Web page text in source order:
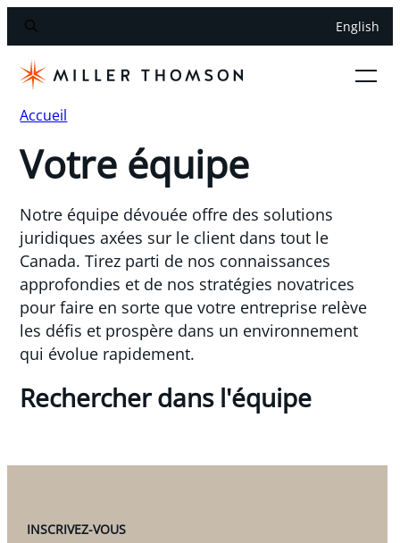
English
Accueil
Votre équipe
Notre équipe dévouée offre des solutions
juridiques axées sur le client dans tout le
Canada. Tirez parti de nos connaissances
approfondies et de nos stratégies novatrices
pour faire en sorte que votre entreprise relève
les défis et prospère dans un environnement
qui évolue rapidement.
Rechercher dans l'équipe
INSCRIVEZ-VOUS